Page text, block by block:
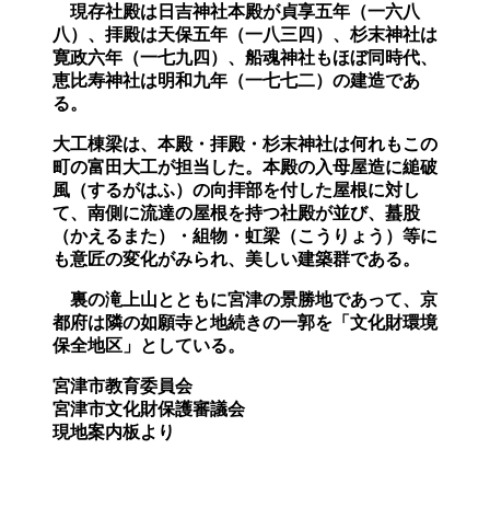
現存社殿は日吉神社本殿が貞享五年（一六八
八）、拝殿は天保五年（一八三四）、杉末神社は
寛政六年（一七九四）、船魂神社もほぼ同時代、
恵比寿神社は明和九年（一七七二）の建造であ
る。
大工棟梁は、本殿・拝殿・杉末神社は何れもこの
町の富 田大工が担当した。本殿の入母屋造に縋破
風 （するがはふ） の向拝部を付した屋根に対し
て、南側に流達の屋根を持つ社殿が並び、蟇股
（かえるまた）
・組物・虹梁 （こうりょう） 等に
も意匠の変化がみられ、美しい建築群である。
裏の滝上山とともに宮津の景勝地であって、京
都府は隣の如願寺と地続きの一郭を「文化財環境
保全地区」としている。
宮津市教育委員会
宮津市文化財保護審議会
現地案内板より